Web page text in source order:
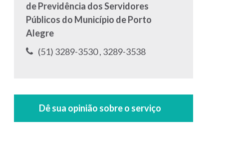
de Previdência dos Servidores
Públicos do Município de Porto
Alegre
Telefone:
(51) 3289-3530 , Telefone:
3289-3538